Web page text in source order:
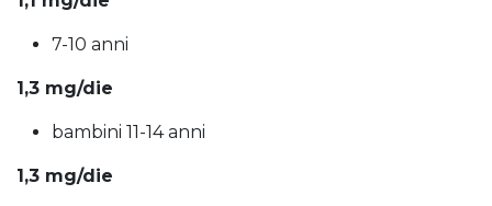
7-10 anni
1,3 mg/die
bambini 11-14 anni
1,3 mg/die